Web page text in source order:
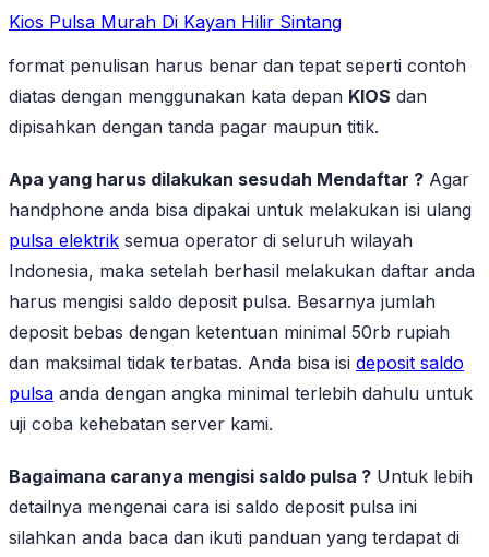
Kios Pulsa Murah Di Kayan Hilir Sintang
format penulisan harus benar dan tepat seperti contoh
diatas dengan menggunakan kata depan KIOS dan
dipisahkan dengan tanda pagar maupun titik.
Apa yang harus dilakukan sesudah Mendaftar ? Agar
handphone anda bisa dipakai untuk melakukan isi ulang
pulsa elektrik semua operator di seluruh wilayah
Indonesia, maka setelah berhasil melakukan daftar anda
harus mengisi saldo deposit pulsa. Besarnya jumlah
deposit bebas dengan ketentuan minimal 50rb rupiah
dan maksimal tidak terbatas. Anda bisa isi deposit saldo
pulsa anda dengan angka minimal terlebih dahulu untuk
uji coba kehebatan server kami.
Bagaimana caranya mengisi saldo pulsa ? Untuk lebih
detailnya mengenai cara isi saldo deposit pulsa ini
silahkan anda baca dan ikuti panduan yang terdapat di